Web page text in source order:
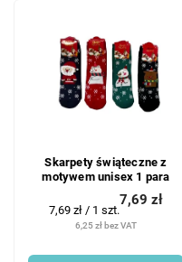
Skarpety świąteczne z
motywem unisex 1 para
6,25 zł bez VAT
7,69 zł
Cena
jednostkowa:
7,69 zł / 1 szt.